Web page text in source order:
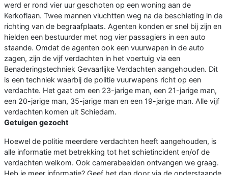
werd er rond vier uur geschoten op een woning aan de
Kerkoflaan. Twee mannen vluchtten weg na de beschieting in de
richting van de begraafplaats. Agenten konden er snel bij zijn en
hielden een bestuurder met nog vier passagiers in een auto
staande. Omdat de agenten ook een vuurwapen in de auto
zagen, zijn de vijf verdachten in het voertuig via een
Benaderingstechniek Gevaarlijke Verdachten aangehouden. Dit
is een techniek waarbij de politie vuurwapens richt op een
verdachte. Het gaat om een 23-jarige man, een 21-jarige man,
een 20-jarige man, 35-jarige man en een 19-jarige man. Alle vijf
verdachten komen uit Schiedam.
Getuigen gezocht
Hoewel de politie meerdere verdachten heeft aangehouden, is
alle informatie met betrekking tot het schietincident en/of de
verdachten welkom. Ook camerabeelden ontvangen we graag.
Heb je meer informatie? Geef het dan door via de onderstaande